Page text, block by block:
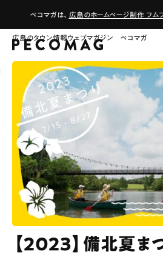
ペコマガは、 広島のホームページ制作 フム
広島のタウン情報ウェブマガジン ペコマガ
【2023】備北夏ま